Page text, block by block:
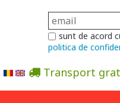
sunt de acord
politica de
Transport